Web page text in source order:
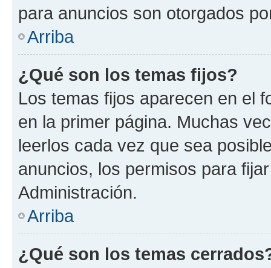
para anuncios son otorgados
Arriba
¿Qué son los temas fijos?
Los temas fijos aparecen en el
en la primer página. Muchas
leerlos cada vez que sea
anuncios, los permisos para
Administración.
Arriba
¿Qué son los temas